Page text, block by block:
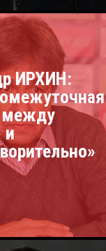
ИРХИН:
между
и